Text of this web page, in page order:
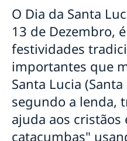
Provedora de Justiça da
Moçambique
Suécia e parceiros
Nampula
O Dia da Santa
13 de Dezembro,
festividades
importantes que
Santa Lucia
segundo a lenda,
ajuda aos cristãos
catacumbas"